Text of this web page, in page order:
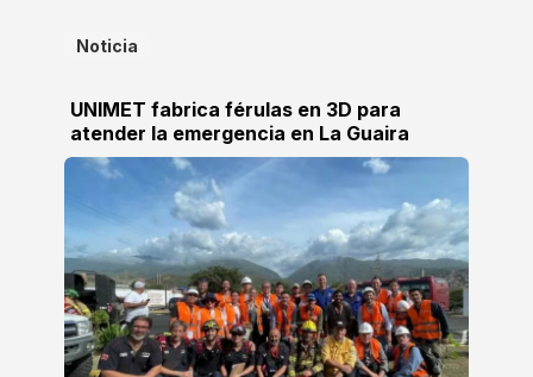
Noticia
UNIMET fabrica férulas en 3D para
atender la emergencia en La Guaira